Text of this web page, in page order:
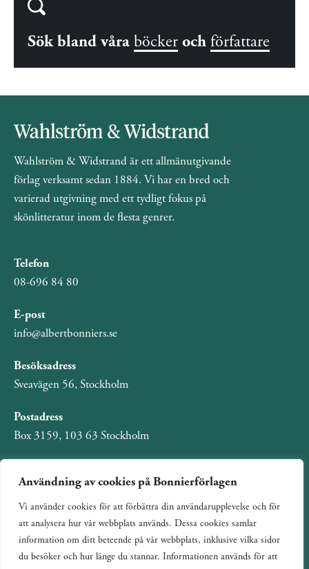
Användning av cookies på Bonnierförlagen
Vi använder cookies för att förbättra din användarupplevelse och för
att analysera hur vår webbplats används. Dessa cookies samlar
information om ditt beteende på vår webbplats, inklusive vilka sidor
du besöker och hur länge du stannar. Informationen används för att
Sök bland våra böcker och författare
Wahlström & Widstrand är ett allmänutgivande
förlag verksamt sedan 1884. Vi har en bred och
varierad utgivning med ett tydligt fokus på
skönlitteratur inom de flesta genrer.
Telefon
08-696 84 80
E-post
info@albertbonniers.se
Besöksadress
Sveavägen 56, Stockholm
Postadress
Box 3159, 103 63 Stockholm
Om Bonnierförlagen
Cookies
Integritetspolicy